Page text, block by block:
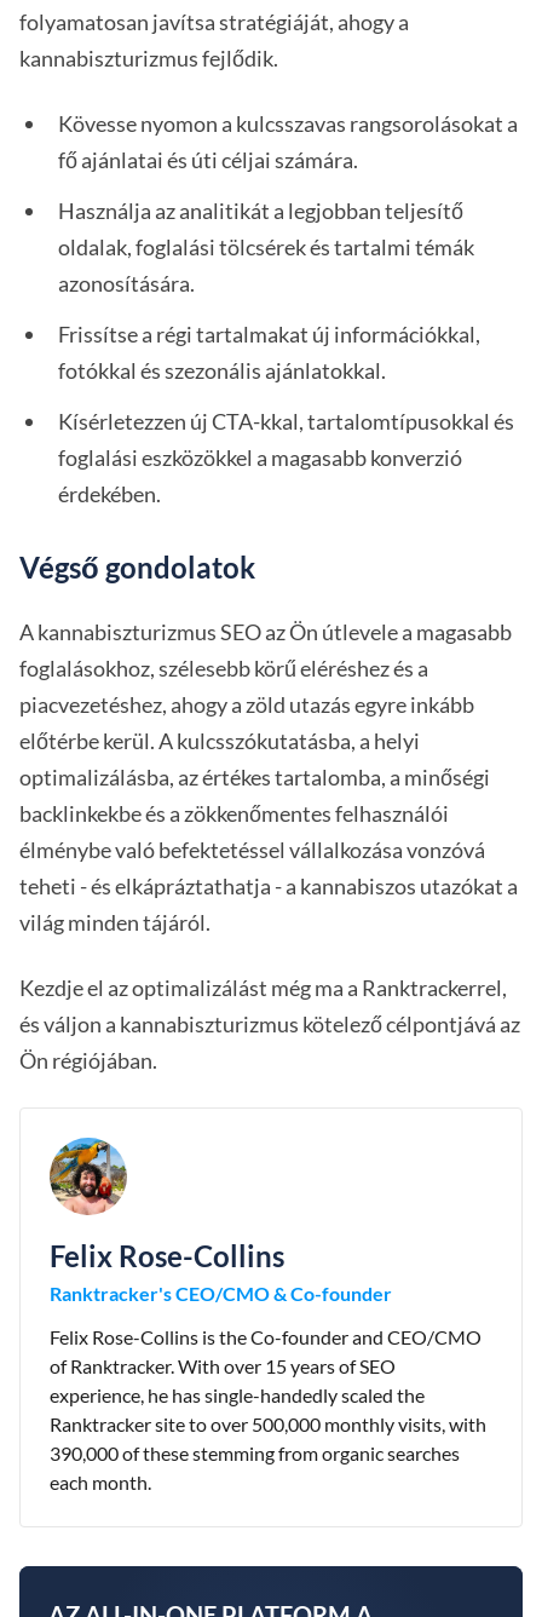
folyamatosan javítsa stratégiáját, ahogy a
kannabiszturizmus fejlődik.
Kövesse nyomon a kulcsszavas rangsorolásokat a
fő ajánlatai és úti céljai számára.
Használja az analitikát a legjobban teljesítő
oldalak, foglalási tölcsérek és tartalmi témák
azonosítására.
Frissítse a régi tartalmakat új információkkal,
fotókkal és szezonális ajánlatokkal.
Kísérletezzen új CTA-kkal, tartalomtípusokkal és
foglalási eszközökkel a magasabb konverzió
érdekében.
Végső gondolatok
A kannabiszturizmus SEO az Ön útlevele a magasabb
foglalásokhoz, szélesebb körű eléréshez és a
piacvezetéshez, ahogy a zöld utazás egyre inkább
előtérbe kerül. A kulcsszókutatásba, a helyi
optimalizálásba, az értékes tartalomba, a minőségi
backlinkekbe és a zökkenőmentes felhasználói
élménybe való befektetéssel vállalkozása vonzóvá
teheti - és elkápráztathatja - a kannabiszos utazókat a
világ minden tájáról.
Kezdje el az optimalizálást még ma a Ranktrackerrel,
és váljon a kannabiszturizmus kötelező célpontjává az
Ön régiójában.
Felix Rose-Collins
Ranktracker's CEO/CMO & Co-founder
Felix Rose-Collins is the Co-founder and CEO/CMO
of Ranktracker. With over 15 years of SEO
experience, he has single-handedly scaled the
Ranktracker site to over 500,000 monthly visits, with
390,000 of these stemming from organic searches
each month.